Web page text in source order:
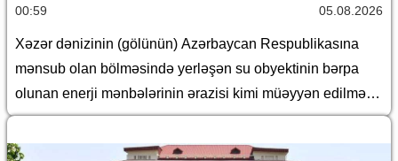
00:59 05.08.2026
Xəzər dənizinin (gölünün) Azərbaycan Respublikasına
mənsub olan bölməsində yerləşən su obyektinin bərpa
olunan enerji mənbələrinin ərazisi kimi müəyyən edilməsi
haqqında